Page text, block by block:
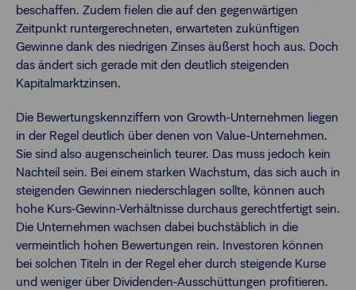
beschaffen. Zudem fielen die auf den gegenwärtigen
Zeitpunkt runtergerechneten, erwarteten zukünftigen
Gewinne dank des niedrigen Zinses äußerst hoch aus. Doch
das ändert sich gerade mit den deutlich steigenden
Kapitalmarktzinsen.
Die Bewertungskennziffern von Growth-Unternehmen liegen
in der Regel deutlich über denen von Value-Unternehmen.
Sie sind also augenscheinlich teurer. Das muss jedoch kein
Nachteil sein. Bei einem starken Wachstum, das sich auch in
steigenden Gewinnen niederschlagen sollte, können auch
hohe Kurs-Gewinn-Verhältnisse durchaus gerechtfertigt sein.
Die Unternehmen wachsen dabei buchstäblich in die
vermeintlich hohen Bewertungen rein. Investoren können
bei solchen Titeln in der Regel eher durch steigende Kurse
und weniger über Dividenden-Ausschüttungen profitieren.